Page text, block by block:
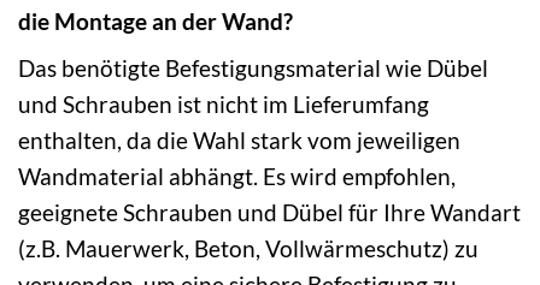
die Montage an der Wand?
Das benötigte Befestigungsmaterial wie Dübel
und Schrauben ist nicht im Lieferumfang
enthalten, da die Wahl stark vom jeweiligen
Wandmaterial abhängt. Es wird empfohlen,
geeignete Schrauben und Dübel für Ihre Wandart
(z.B. Mauerwerk, Beton, Vollwärmeschutz) zu